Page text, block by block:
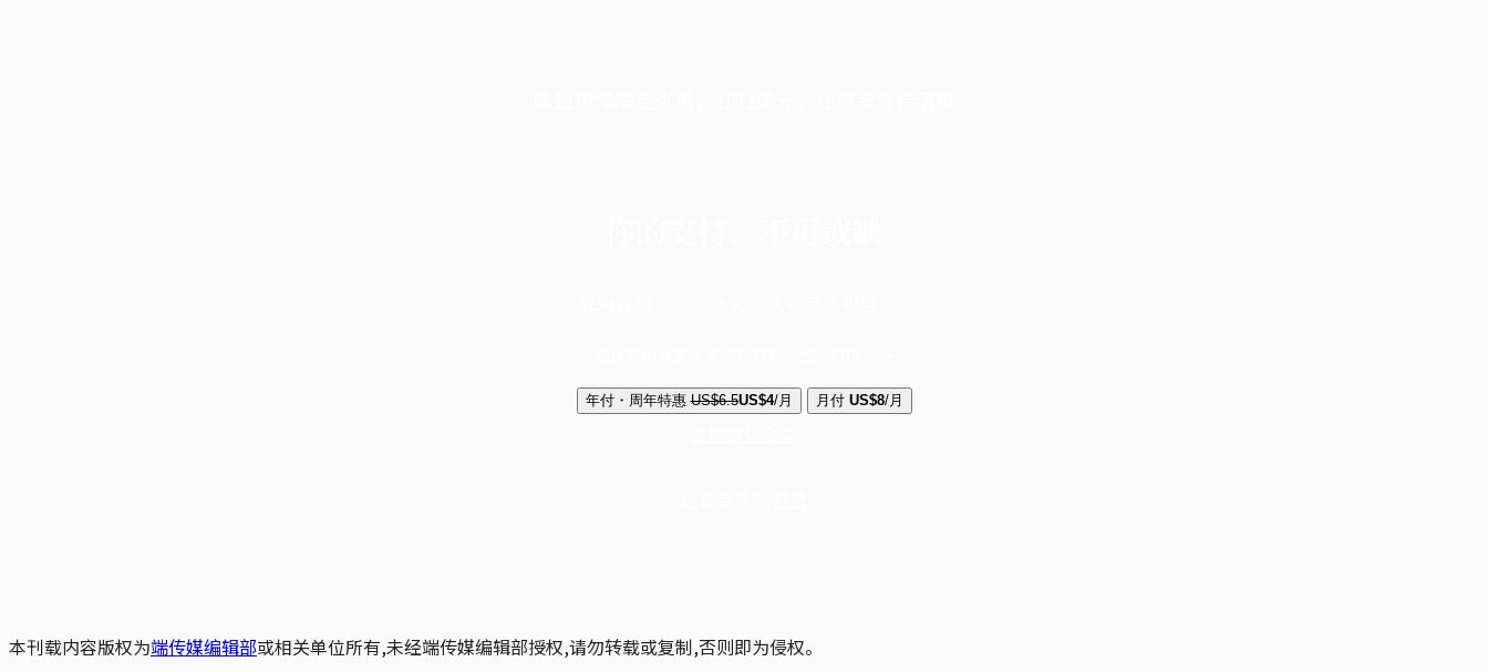
年付・周年特惠 US$6.5US$4/月 月付 US$8/月
本刊载内容版权为端传媒编辑部或相关单位所有,未经端传媒编辑部授权,请勿转载或复制,否则即为侵权。